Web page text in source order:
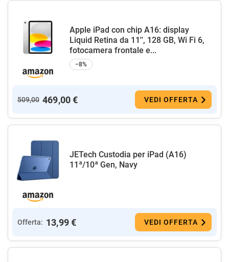
Apple iPad con chip A16: display
Liquid Retina da 11'', 128 GB, Wi Fi 6,
fotocamera frontale e...
−8%
509,00 469,00 € VEDI OFFERTA
JETech Custodia per iPad (A16)
11ª/10ª Gen, Navy
Offerta: 13,99 € VEDI OFFERTA